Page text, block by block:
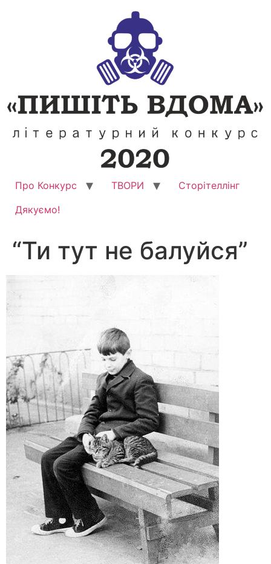
Про Конкурс ТВОРИ
Сторітеллінг
Дякуємо!
“Ти тут не балуйся”